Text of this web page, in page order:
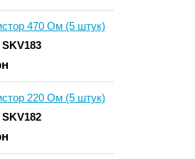
470 Ом (5 штук)
SKV183
220 Ом (5 штук)
SKV182